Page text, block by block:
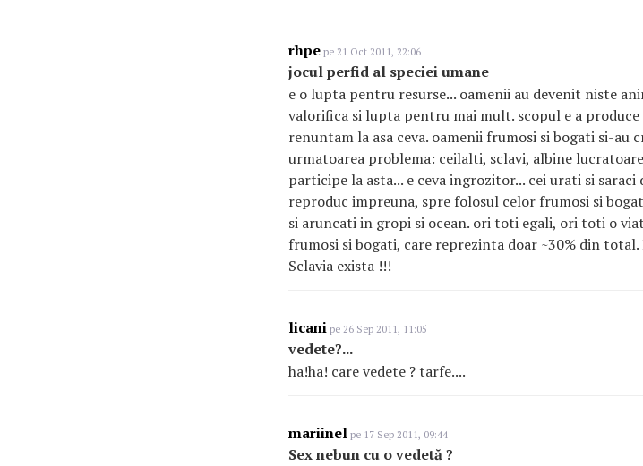
rhpe pe 21 Oct 2011, 22:06
jocul perfid al speciei umane
e o lupta pentru resurse... oamenii au devenit niste
valorifica si lupta pentru mai mult. scopul e a
renuntam la asa ceva. oamenii frumosi si bogati si-au
urmatoarea problema: ceilalti, sclavi, albine
participe la asta... e ceva ingrozitor... cei urati si
reproduc impreuna, spre folosul celor frumosi si
si aruncati in gropi si ocean. ori toti egali, ori toti o
frumosi si bogati, care reprezinta doar ~30% din
Sclavia exista !!!
licani pe 26 Sep 2011, 11:05
vedete?...
ha!ha! care vedete ? tarfe....
mariinel pe 17 Sep 2011, 09:44
Sex nebun cu o vedetă ?